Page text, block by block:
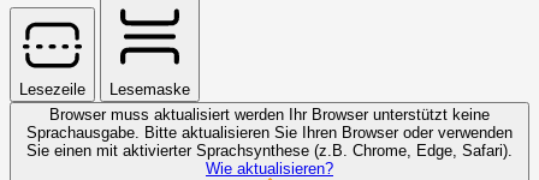
Lesezeile
Lesemaske
Browser muss aktualisiert werden
Ihr Browser unterstützt keine
Sprachausgabe. Bitte aktualisieren Sie Ihren Browser oder verwenden
Sie einen mit aktivierter Sprachsynthese (z.B. Chrome, Edge, Safari).
Wie aktualisieren?